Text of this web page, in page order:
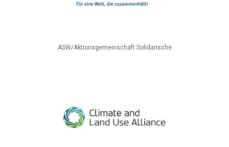
ASW/Aktionsgemeinschaft Solidarische